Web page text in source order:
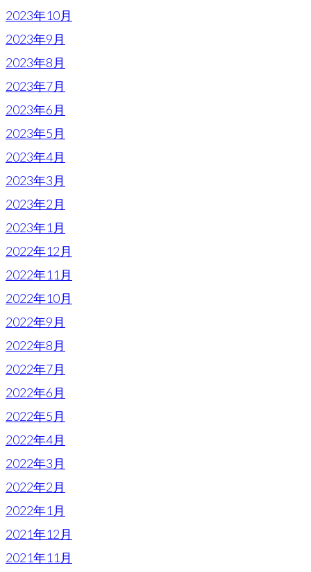
2023年10月
2023年9月
2023年8月
2023年7月
2023年6月
2023年5月
2023年4月
2023年3月
2023年2月
2023年1月
2022年12月
2022年11月
2022年10月
2022年9月
2022年8月
2022年7月
2022年6月
2022年5月
2022年4月
2022年3月
2022年2月
2022年1月
2021年12月
2021年11月